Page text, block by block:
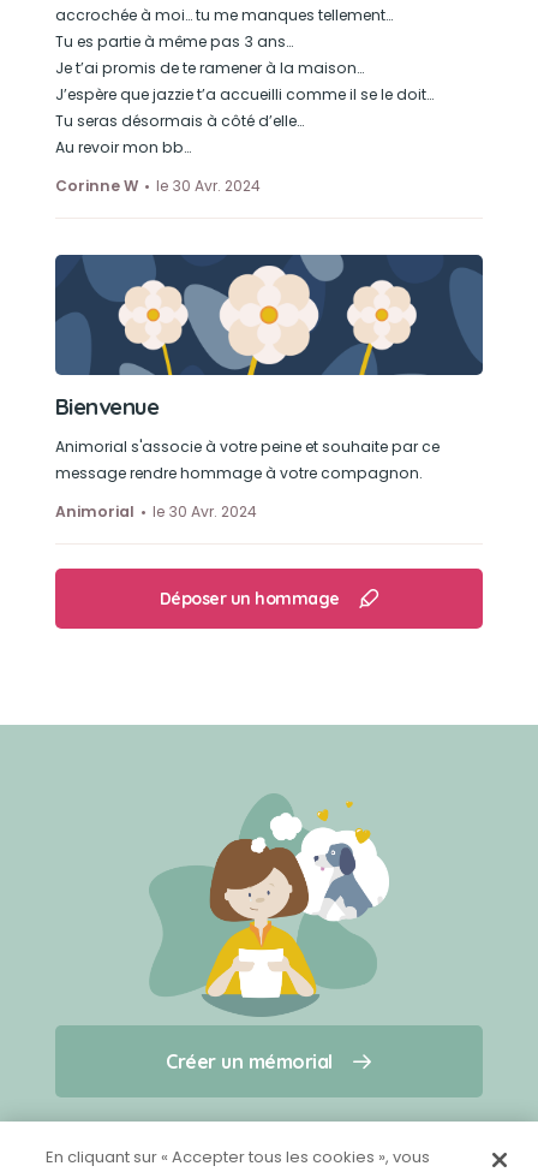
Créer un mémorial
Qui sommes-nous ?
Nous contacter
accrochée à moi… tu me manques tellement…
Tu es partie à même pas 3 ans…
Je t’ai promis de te ramener à la maison…
J’espère que jazzie t’a accueilli comme il se le doit…
Tu seras désormais à côté d’elle…
Au revoir mon bb…
Corinne W
le 30 Avr. 2024
Bienvenue
Animorial s'associe à votre peine et souhaite par ce
message rendre hommage à votre compagnon.
Animorial
le 30 Avr. 2024
Déposer un hommage
Créer un mémorial
En cliquant sur « Accepter tous les cookies », vous